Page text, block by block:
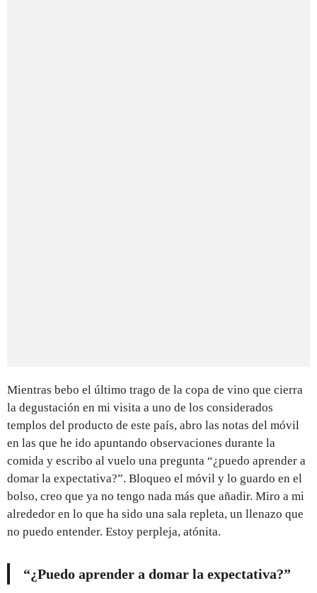
Mientras bebo el último trago de la copa de vino que cierra
la degustación en mi visita a uno de los considerados
templos del producto de este país, abro las notas del móvil
en las que he ido apuntando observaciones durante la
comida y escribo al vuelo una pregunta “¿puedo aprender a
domar la expectativa?”. Bloqueo el móvil y lo guardo en el
bolso, creo que ya no tengo nada más que añadir. Miro a mi
alrededor en lo que ha sido una sala repleta, un llenazo que
no puedo entender. Estoy perpleja, atónita.
“¿Puedo aprender a domar la expectativa?”